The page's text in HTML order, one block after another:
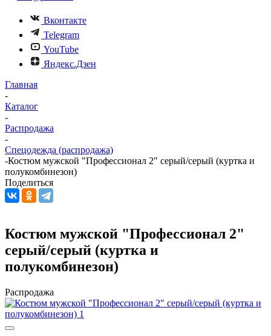
Вконтакте
Telegram
YouTube
Яндекс.Дзен
Главная
-
Каталог
-
Распродажа
-
Спецодежда (распродажа)
-Костюм мужской "Профессионал 2" серый/серый (куртка и
полукомбинезон)
Поделиться
Костюм мужской "Профессионал 2"
серый/серый (куртка и
полукомбинезон)
Распродажа